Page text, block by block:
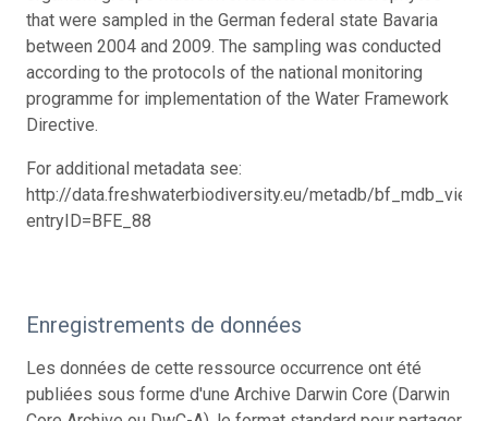
that were sampled in the German federal state Bavaria
between 2004 and 2009. The sampling was conducted
according to the protocols of the national monitoring
programme for implementation of the Water Framework
Directive.
For additional metadata see:
http://data.freshwaterbiodiversity.eu/metadb/
entryID=BFE_88
Enregistrements de données
Les données de cette ressource occurrence ont été
publiées sous forme d'une Archive Darwin Core (Darwin